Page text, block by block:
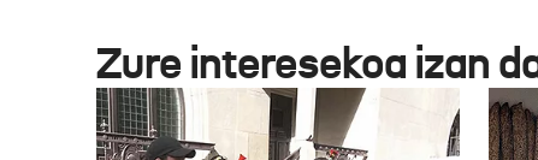
Zure interesekoa izan